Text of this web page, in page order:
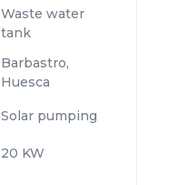
Waste water
tank
Barbastro,
Huesca
Solar pumping
20 KW